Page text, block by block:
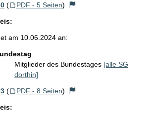
( PDF - 5 Seiten)
am 10.06.2024 an:
Mitglieder des Bundestages [alle SG
dorthin]
( PDF - 8 Seiten)